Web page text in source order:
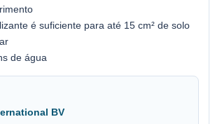
é suficiente para até 15 cm² de solo
de água
BV